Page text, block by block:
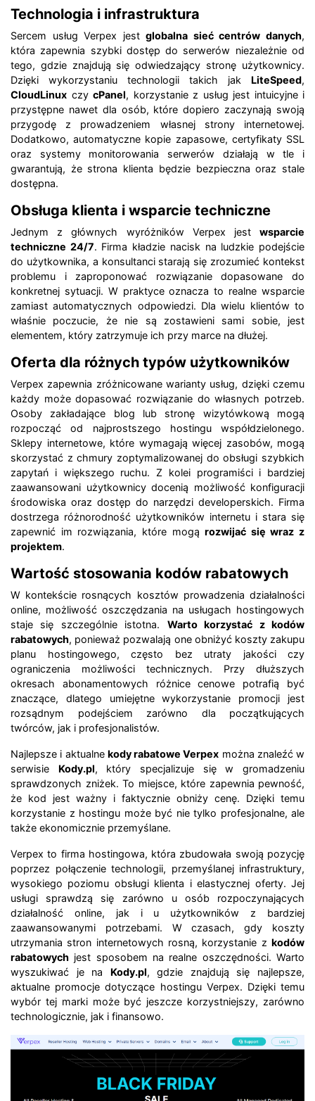
Technologia i infrastruktura
Sercem usług Verpex jestglobalna sieć centrów danych,
która zapewnia szybki dostęp do serwerów niezależnie od
tego, gdzie znajdują się odwiedzający stronę użytkownicy.
Dzięki wykorzystaniu technologii takich jak LiteSpeed,
CloudLinux czy cPanel, korzystanie z usług jest intuicyjne i
przystępne nawet dla osób, które dopiero zaczynają swoją
przygodę z prowadzeniem własnej strony internetowej.
Dodatkowo, automatyczne kopie zapasowe, certyfikaty SSL
oraz systemy monitorowania serwerów działają w tle i
gwarantują, że strona klienta będzie bezpieczna oraz stale
dostępna.
Obsługa klienta i wsparcie techniczne
Jednym z głównych wyróżników Verpex jest wsparcie
techniczne 24/7. Firma kładzie nacisk na ludzkie podejście
do użytkownika, a konsultanci starają się zrozumieć kontekst
problemu i zaproponować rozwiązanie dopasowane do
konkretnej sytuacji. W praktyce oznacza to realne wsparcie
zamiast automatycznych odpowiedzi. Dla wielu klientów to
właśnie poczucie, że nie są zostawieni sami sobie, jest
elementem, który zatrzymuje ich przy marce na dłużej.
Oferta dla różnych typów użytkowników
Verpex zapewnia zróżnicowane warianty usług, dzięki czemu
każdy może dopasować rozwiązanie do własnych potrzeb.
Osoby zakładające blog lub stronę wizytówkową mogą
rozpocząć od najprostszego hostingu współdzielonego.
Sklepy internetowe, które wymagają więcej zasobów, mogą
skorzystać z chmury zoptymalizowanej do obsługi szybkich
zapytań i większego ruchu. Z kolei programiści i bardziej
zaawansowani użytkownicy docenią możliwość konfiguracji
środowiska oraz dostęp do narzędzi developerskich. Firma
dostrzega różnorodność użytkowników internetu i stara się
zapewnić im rozwiązania, które mogąrozwijać się wraz z
projektem.
Wartość stosowania kodów rabatowych
W kontekście rosnących kosztów prowadzenia działalności
online, możliwość oszczędzania na usługach hostingowych
staje się szczególnie istotna. Warto korzystać z kodów
rabatowych, ponieważ pozwalają one obniżyć koszty zakupu
planu hostingowego, często bez utraty jakości czy
ograniczenia możliwości technicznych. Przy dłuższych
okresach abonamentowych różnice cenowe potrafią być
znaczące, dlatego umiejętne wykorzystanie promocji jest
rozsądnym podejściem zarówno dla początkujących
twórców, jak i profesjonalistów.
Najlepsze i aktualne kody rabatowe Verpex można znaleźć w
serwisie Kody.pl, który specjalizuje się w gromadzeniu
sprawdzonych zniżek. To miejsce, które zapewnia pewność,
że kod jest ważny i faktycznie obniży cenę. Dzięki temu
korzystanie z hostingu może być nie tylko profesjonalne, ale
także ekonomicznie przemyślane.
Verpex to firma hostingowa, która zbudowała swoją pozycję
poprzez połączenie technologii, przemyślanej infrastruktury,
wysokiego poziomu obsługi klienta i elastycznej oferty. Jej
usługi sprawdzą się zarówno u osób rozpoczynających
działalność online, jak i u użytkowników z bardziej
zaawansowanymi potrzebami. W czasach, gdy koszty
utrzymania stron internetowych rosną, korzystanie z kodów
rabatowych jest sposobem na realne oszczędności. Warto
wyszukiwać je na Kody.pl, gdzie znajdują się najlepsze,
aktualne promocje dotyczące hostingu Verpex. Dzięki temu
wybór tej marki może być jeszcze korzystniejszy, zarówno
technologicznie, jak i finansowo.